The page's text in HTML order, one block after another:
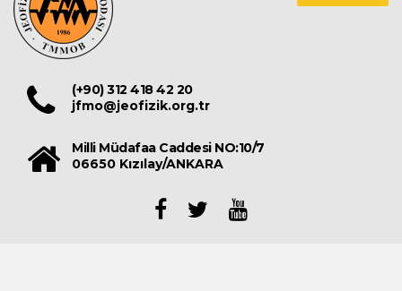
(+90) 312 418 42 20
jfmo@jeofizik.org.tr
Milli Müdafaa Caddesi NO:10/7
06650 Kızılay/ANKARA